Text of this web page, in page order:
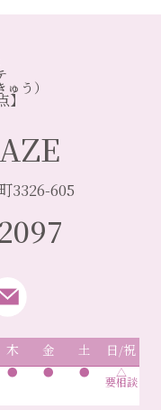
う）
3326-605
木 金 土 日/祝
● ● ● △
要相談